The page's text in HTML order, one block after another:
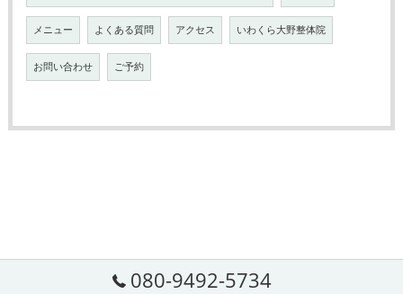
メニュー よくある質問 アクセス いわくら大野整体院
お問い合わせ ご予約
080-9492-5734